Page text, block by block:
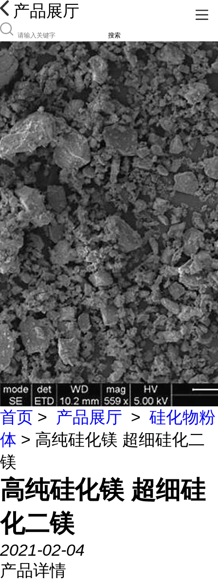
产品展厅
搜索
首页 > 产品展厅 > 硅化物粉
体 > 高纯硅化镁 超细硅化二
镁
高纯硅化镁 超细硅
化二镁
2021-02-04
产品详情